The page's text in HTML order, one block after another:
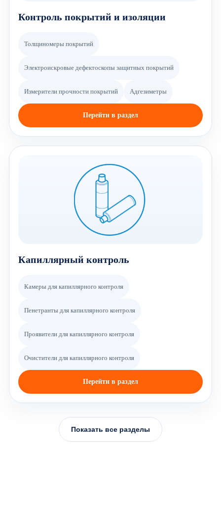
Контроль покрытий и изоляции
Толщиномеры покрытий
Электроискровые дефектоскопы защитных покрытий
Измерители прочности покрытий Адгезиметры
Перейти в раздел
Капиллярный контроль
Камеры для капиллярного контроля
Пенетранты для капиллярного контроля
Проявители для капиллярного контроля
Очистители для капиллярного контроля
Перейти в раздел
Показать все разделы